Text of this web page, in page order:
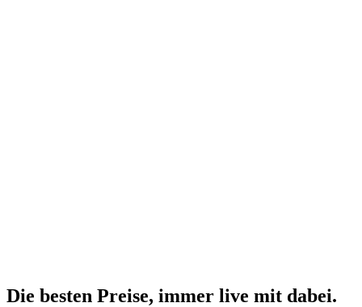
Die besten Preise, immer live mit dabei.